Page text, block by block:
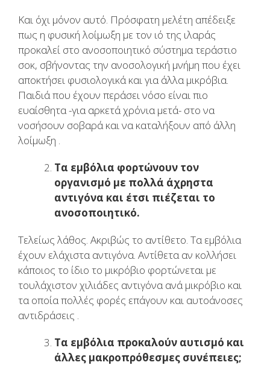
Και όχι μόνον αυτό. Πρόσφατη μελέτη απέδειξε
πως η φυσική λοίμωξη με τον ιό της ιλαράς
προκαλεί στο ανοσοποιητικό σύστημα τεράστιο
σοκ, σβήνοντας την ανοσολογική μνήμη που έχει
αποκτήσει φυσιολογικά και για άλλα μικρόβια.
Παιδιά που έχουν περάσει νόσο είναι πιο
ευαίσθητα -για αρκετά χρόνια μετά- στο να
νοσήσουν σοβαρά και να καταλήξουν από άλλη
λοίμωξη .
Τα εμβόλια φορτώνουν τον
οργανισμό με πολλά άχρηστα
αντιγόνα και έτσι πιέζεται το
ανοσοποιητικό.
Τελείως λάθος. Ακριβώς το αντίθετο. Τα εμβόλια
έχουν ελάχιστα αντιγόνα. Αντίθετα αν κολλήσει
κάποιος το ίδιο το μικρόβιο φορτώνεται με
τουλάχιστον χιλιάδες αντιγόνα ανά μικρόβιο και
τα οποία πολλές φορές επάγουν και αυτοάνοσες
αντιδράσεις .
Τα εμβόλια προκαλούν αυτισμό και
άλλες μακροπρόθεσμες συνέπειες;